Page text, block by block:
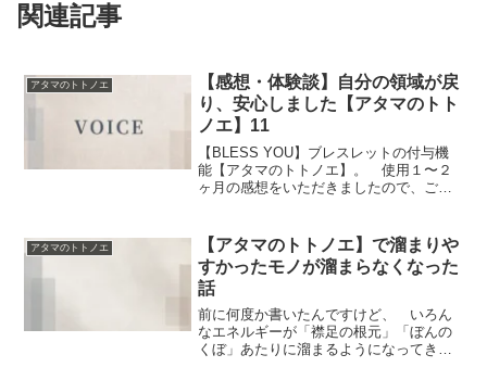
関連記事
アタマのトトノエ
【感想・体験談】自分の領域が戻
り、安心しました【アタマのトト
ノエ】11
【BLESS YOU】ブレスレットの付与機
能【アタマのトトノエ】。 使用１〜２
ヶ月の感想をいただきましたので、ご紹
の後です。 髪サラサラ！頭スッキリ！
と楽しくお手入れ...
アタマのトトノエ
【アタマのトトノエ】で溜まりや
すかったモノが溜まらなくなった
話
前に何度か書いたんですけど、 いろん
なエネルギーが「襟足の根元」「ぼんの
くぼ」あたりに溜まるようになってき